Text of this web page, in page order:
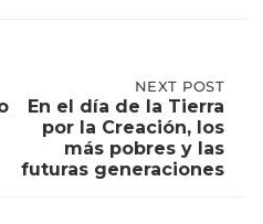
POST:
EN
DE
NEXT POST
En el día de la Tierra
por la Creación, los
más pobres y las
futuras generaciones